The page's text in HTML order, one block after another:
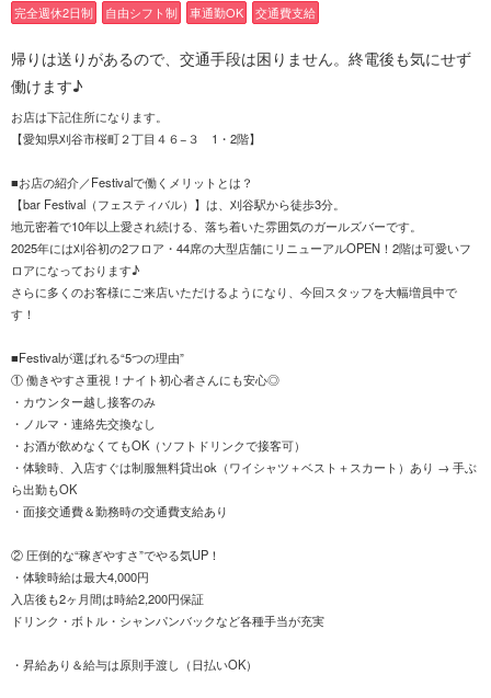
完全週休2日制
自由シフト制 車通勤OK 交通費支給
帰りは送りがあるので、交通手段は困りません。終電後も気にせず
働けます♪
お店は下記住所になります。
【愛知県刈谷市桜町２丁目４６−３ 1・2階】
■お店の紹介／Festivalで働くメリットとは？
【bar Festival（フェスティバル）】は、刈谷駅から徒歩3分。
地元密着で10年以上愛され続ける、落ち着いた雰囲気のガールズバーです。
2025年には刈谷初の2フロア・44席の大型店舗にリニューアルOPEN！2階は可愛いフ
ロアになっております♪
さらに多くのお客様にご来店いただけるようになり、今回スタッフを大幅増員中で
す！
■Festivalが選ばれる“5つの理由”
① 働きやすさ重視！ナイト初心者さんにも安心◎
・カウンター越し接客のみ
・ノルマ・連絡先交換なし
・お酒が飲めなくてもOK（ソフトドリンクで接客可）
・体験時、入店すぐは制服無料貸出ok（ワイシャツ＋ベスト＋スカート）あり → 手ぶ
ら出勤もOK
・面接交通費＆勤務時の交通費支給あり
② 圧倒的な“稼ぎやすさ”でやる気UP！
・体験時給は最大4,000円
入店後も2ヶ月間は時給2,200円保証
ドリンク・ボトル・シャンパンバックなど各種手当が充実
・昇給あり＆給与は原則手渡し（日払いOK）